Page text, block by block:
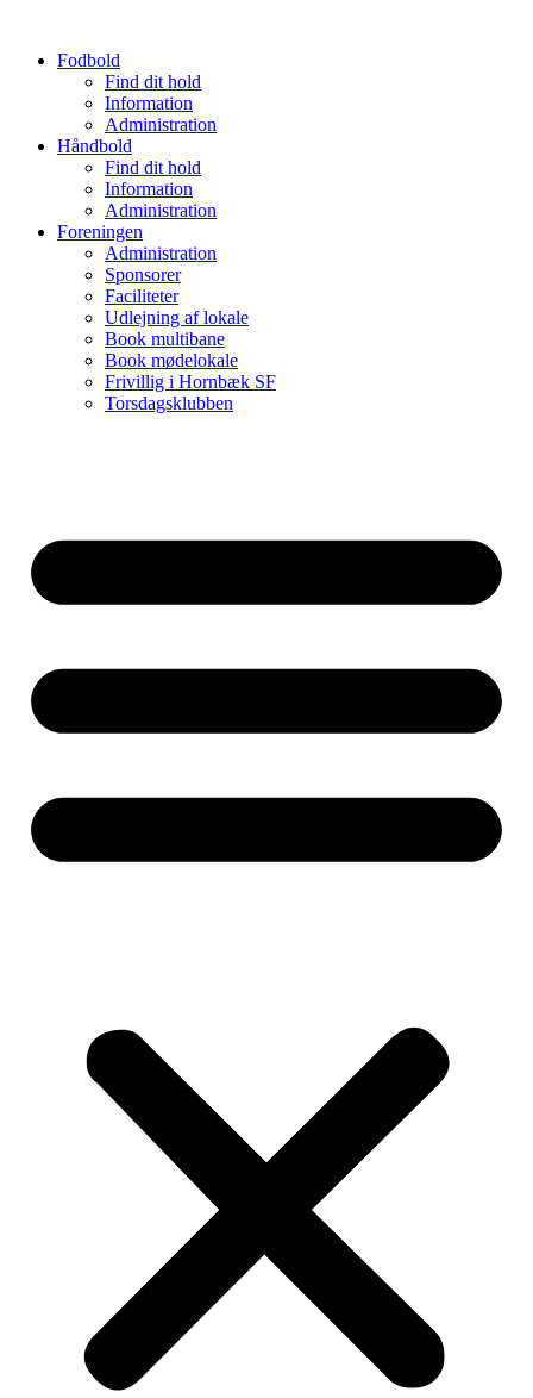
indholdFodbold
Find dit hold
Information
Administration
Håndbold
Find dit hold
Information
Administration
Foreningen
Administration
Sponsorer
Faciliteter
Udlejning af lokale
Book multibane
Book mødelokale
Frivillig i Hornbæk SF
Torsdagsklubben